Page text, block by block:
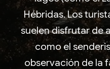
Hébridas. Los
suelen disfrutar de
como el
observación de la